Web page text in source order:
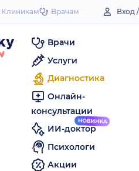
to
Клиникам Врачам Вход
Врачи
Услуги
Диагностика
Онлайн-
консультации
ИИ-доктор
Психологи
Акции